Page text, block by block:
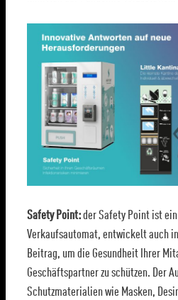
Safety Point:der Safety Point ist
Verkaufsautomat, entwickelt auch
Beitrag, um die Gesundheit Ihrer
Geschäftspartner zu schützen. Der
Schutzmaterialien wie Masken,